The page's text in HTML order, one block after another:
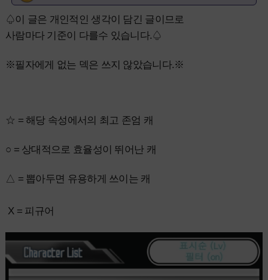
♤이 글은 개인적인 생각이 담긴 글이므로
사람마다 기준이 다를수 있습니다.♤
※필자에게 없는 덱은 쓰지 않았습니다.※
☆ = 해당 속성에서의 최고 존엄 캐
○ = 상대적으로 효율성이 뛰어난 캐
△ = 뽑아두면 유용하게 쓰이는 캐
X = 피규어